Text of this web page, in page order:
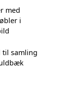
med
i
til samling